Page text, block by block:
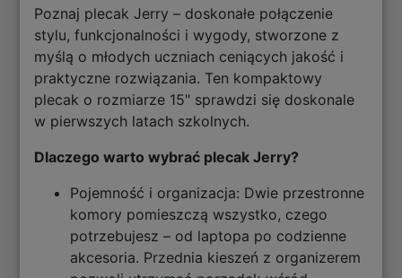
Poznaj plecak Jerry – doskonałe połączenie
stylu, funkcjonalności i wygody, stworzone z
myślą o młodych uczniach ceniących jakość i
praktyczne rozwiązania. Ten kompaktowy
plecak o rozmiarze 15" sprawdzi się doskonale
w pierwszych latach szkolnych.
Dlaczego warto wybrać plecak Jerry?
Pojemność i organizacja: Dwie przestronne
komory pomieszczą wszystko, czego
potrzebujesz – od laptopa po codzienne
akcesoria. Przednia kieszeń z organizerem